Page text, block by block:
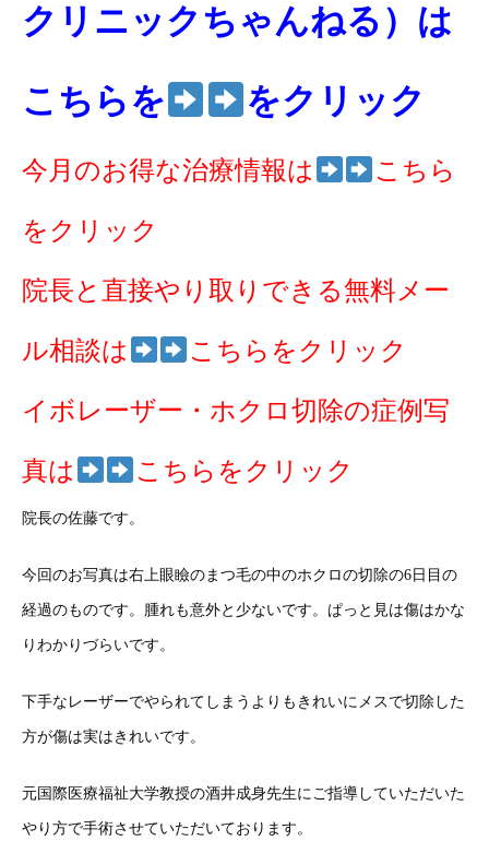
クリニックちゃんねる）は
こちらを をクリック
今月のお得な治療情報は こちら
をクリック
院長と直接やり取りできる無料メー
ル相談は こちらをクリック
イボレーザー・ホクロ切除の症例写
真は こちらをクリック
院長の佐藤です。
今回のお写真は右上眼瞼のまつ毛の中のホクロの切除の6日目の
経過のものです。腫れも意外と少ないです。ぱっと見は傷はかな
りわかりづらいです。
下手なレーザーでやられてしまうよりもきれいにメスで切除した
方が傷は実はきれいです。
元国際医療福祉大学教授の酒井成身先生にご指導していただいた
やり方で手術させていただいております。